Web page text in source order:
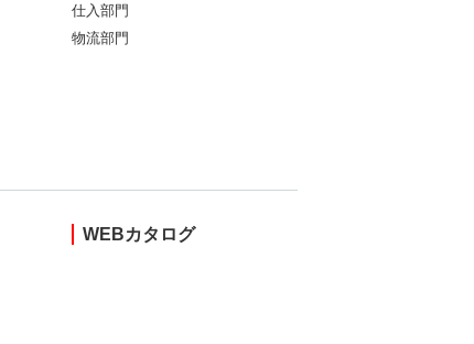
仕入部門
物流部門
WEBカタログ